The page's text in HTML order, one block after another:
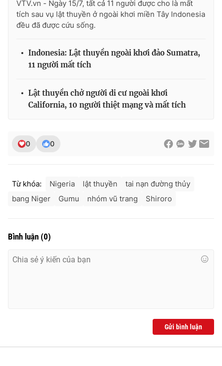
Ðiện thoại Thời báo VTV:024.66 897 897
Email: toasoan@vtv.vn
thuận bằng văn bản. Ghi rõ nguồn VTV.vn khi phát hành lại
VTV.vn - Ngày 15/7, tất cả 11 người được cho là mất
tích sau vụ lật thuyền ở ngoài khơi miền Tây Indonesia
đều đã được cứu sống.
Indonesia: Lật thuyền ngoài khơi đảo Sumatra,
11 người mất tích
Lật thuyền chở người di cư ngoài khơi
California, 10 người thiệt mạng và mất tích
0 0
Từ khóa: Nigeria lật thuyền
tai nạn đường thủy
bang Niger
Gumu nhóm vũ trang Shiroro
Bình luận (0)
Gửi bình luận